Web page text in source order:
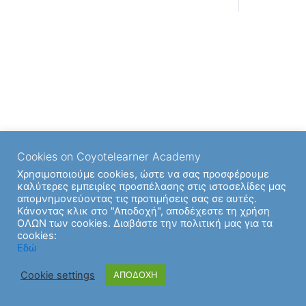
Cookies on Coyotelearner Academy
Χρησιμοποιούμε cookies, ώστε να σας προσφέρουμε
καλύτερες εμπειρίες προσπέλασης στις ιστοσελίδες μας
απομνημονεύοντας τις προτιμήσεις σας σε αυτές.
Κάνοντας κλικ στο "Αποδοχή", αποδέχεστε τη χρήση
ΟΛΩΝ των cookies. Διαβάστε την πολιτική μας για τα
cookies:
Εδώ
Cookie settings ΑΠΟΔΟΧΗ